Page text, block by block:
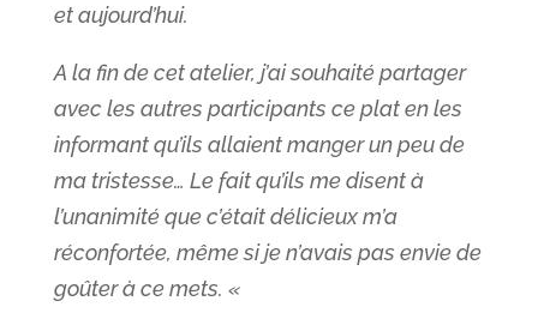
et aujourd’hui.
A la fin de cet atelier, j’ai souhaité partager
avec les autres participants ce plat en les
informant qu’ils allaient manger un peu de
ma tristesse… Le fait qu’ils me disent à
l’unanimité que c’était délicieux m’a
réconfortée, même si je n’avais pas envie de
goûter à ce mets. «